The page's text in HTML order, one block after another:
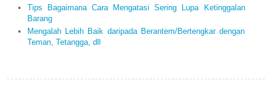
Tips Bagaimana Cara Mengatasi Sering Lupa Ketinggalan
Barang
Mengalah Lebih Baik daripada Berantem/Bertengkar dengan
Teman, Tetangga, dll